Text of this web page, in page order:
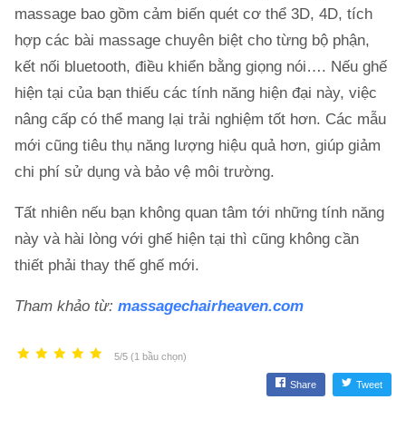
massage bao gồm cảm biến quét cơ thể 3D, 4D, tích
hợp các bài massage chuyên biệt cho từng bộ phận,
kết nối bluetooth, điều khiển bằng giọng nói…. Nếu ghế
hiện tại của bạn thiếu các tính năng hiện đại này, việc
nâng cấp có thể mang lại trải nghiệm tốt hơn. Các mẫu
mới cũng tiêu thụ năng lượng hiệu quả hơn, giúp giảm
chi phí sử dụng và bảo vệ môi trường.
Tất nhiên nếu bạn không quan tâm tới những tính năng
này và hài lòng với ghế hiện tại thì cũng không cần
thiết phải thay thế ghế mới.
Tham khảo từ: massagechairheaven.com
5/5 (1 bầu chọn)
Share Tweet